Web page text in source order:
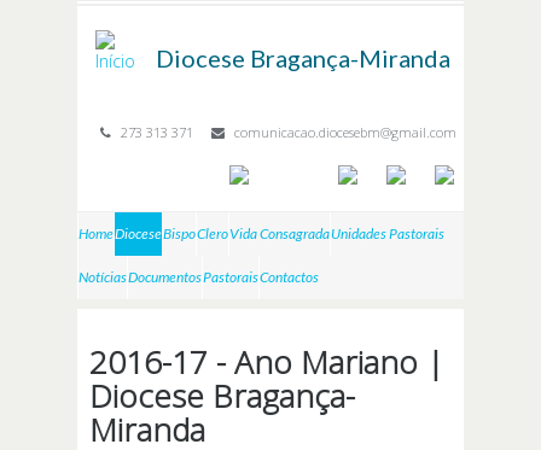
Diocese Bragança-Miranda
273 313 371 comunicacao.diocesebm@gmail.com
HomeDioceseBispoCleroVida ConsagradaUnidades Pastorais
NotíciasDocumentosPastoraisContactos
2016-17 - Ano Mariano |
Diocese Bragança-
Miranda